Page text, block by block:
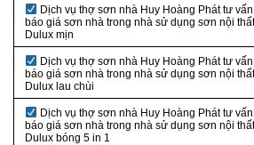
Dịch vụ thợ sơn nhà Huy Hoàng Phát tư vấn
báo giá sơn nhà trong nhà sử dụng sơn nội thất
Dulux mịn
Dịch vụ thợ sơn nhà Huy Hoàng Phát tư vấn
báo giá sơn nhà trong nhà sử dụng sơn nội thất
Dulux lau chùi
Dịch vụ thợ sơn nhà Huy Hoàng Phát tư vấn
báo giá sơn nhà trong nhà sử dụng sơn nội thất
Dulux bóng 5 in 1